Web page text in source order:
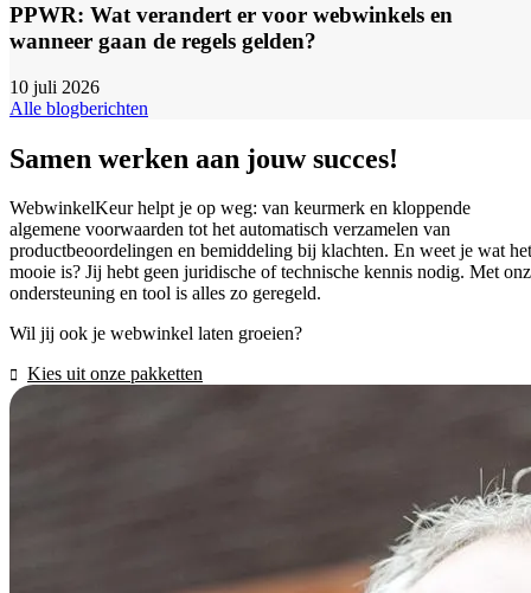
PPWR: Wat verandert er voor webwinkels en
wanneer gaan de regels gelden?
10 juli 2026
Alle blogberichten
Samen werken aan jouw succes!
WebwinkelKeur helpt je op weg: van keurmerk en kloppende
algemene voorwaarden tot het automatisch verzamelen van
productbeoordelingen en bemiddeling bij klachten. En weet je wat het
mooie is? Jij hebt geen juridische of technische kennis nodig. Met
ondersteuning en tool is alles zo geregeld.
Wil jij ook je webwinkel laten groeien?
Kies uit onze pakketten